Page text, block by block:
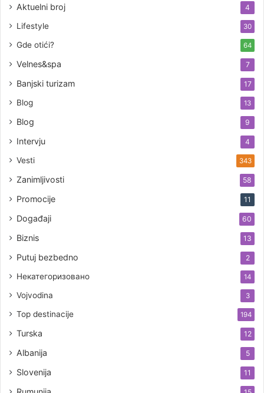
Aktuelni broj 4
Lifestyle 30
Gde otići? 64
Velnes&spa 7
Banjski turizam 17
Blog 13
Blog 9
Intervju 4
Vesti 343
Zanimljivosti 58
Promocije 11
Događaji 60
Biznis 13
Putuj bezbedno 2
Некатегоризовано 14
Vojvodina 3
Top destinacije 194
Turska 12
Albanija 5
Slovenija 11